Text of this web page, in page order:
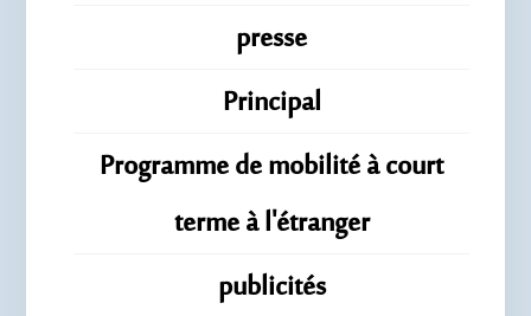
presse
Principal
Programme de mobilité à court
terme à l'étranger
publicités